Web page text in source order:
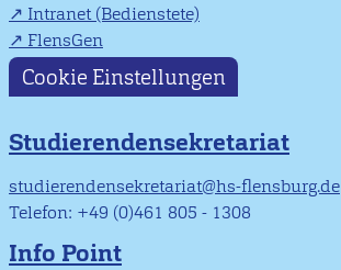
Intranet (Bedienstete)
FlensGen
Cookie Einstellungen
Studierendensekretariat
studierendensekretariat@hs-flensburg.de
Telefon: +49 (0)461 805 - 1308
Info Point